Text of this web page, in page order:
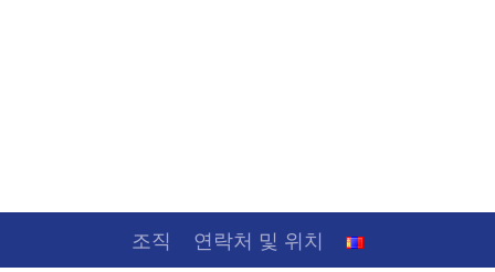
조직 연락처 및 위치